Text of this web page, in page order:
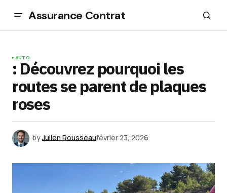
Assurance Contrat
AUTO
: Découvrez pourquoi les
routes se parent de plaques
roses
byJulien Rousseaufévrier 23, 2026